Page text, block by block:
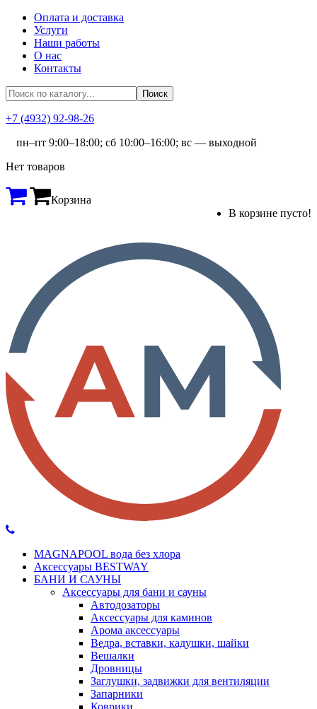
Оплата и доставка
Услуги
Наши работы
О нас
Контакты
+7 (4932) 92-98-26
пн–пт 9:00–18:00; сб 10:00–16:00; вс — выходной
Нет товаров
Корзина
В корзине пусто!
MAGNAPOOL вода без хлора
Аксессуары BESTWAY
БАНИ И САУНЫ
Аксессуары для бани и сауны
Автодозаторы
Аксессуары для каминов
Арома аксессуары
Ведра, вставки, кадушки, шайки
Вешалки
Дровницы
Заглушки, задвижки для вентиляции
Запарники
Коврики